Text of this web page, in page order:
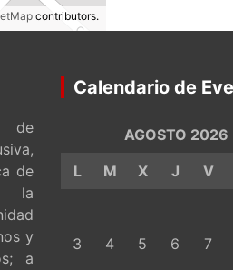
contributors.
de
de
la
y
a
Calendario de
AGOSTO 2026
L
M X J V
3
4 5 6 7